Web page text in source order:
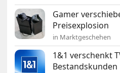
Gamer
Preisexplosion
in Marktgeschehen
1&1 verschenkt
Bestandskunden